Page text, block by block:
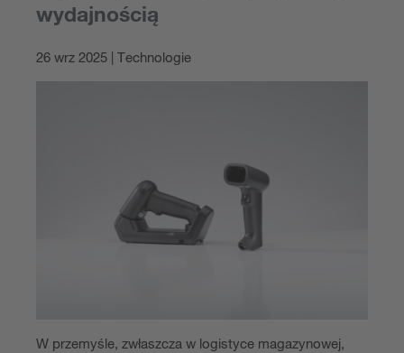
wydajnością
26 wrz 2025 | Technologie
W przemyśle, zwłaszcza w logistyce magazynowej,